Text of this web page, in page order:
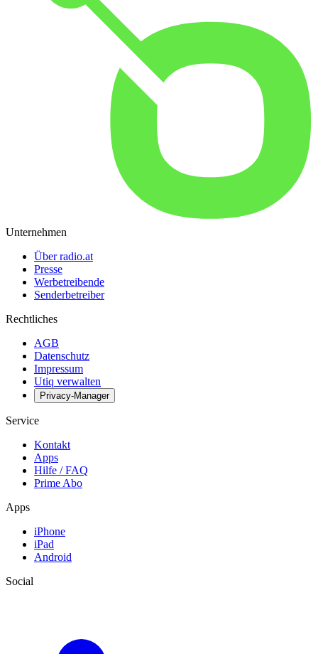
Unternehmen
Über radio.at
Presse
Werbetreibende
Senderbetreiber
Rechtliches
AGB
Datenschutz
Impressum
Utiq verwalten
Privacy-Manager
Service
Kontakt
Apps
Hilfe / FAQ
Prime Abo
Apps
iPhone
iPad
Android
Social